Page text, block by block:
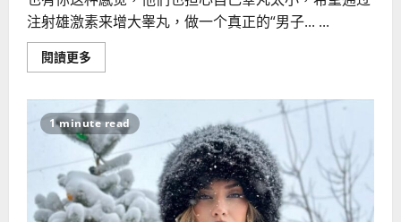
注射雄激素来增大睾丸，做一个真正的“男子... ...
閱讀更多
more
激
素
能
让
睾
丸
长
大
吗？
1 minute read